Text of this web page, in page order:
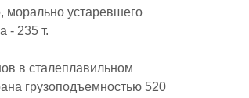
морально устаревшего
- 235 т.
в сталеплавильном
грузоподъемностью 520